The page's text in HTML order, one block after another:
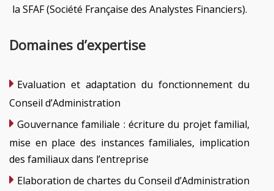
la SFAF (Société Française des Analystes Financiers).
Domaines d’expertise
Evaluation et adaptation du fonctionnement du
Conseil d’Administration
Gouvernance familiale : écriture du projet familial,
mise en place des instances familiales, implication
des familiaux dans l’entreprise
Elaboration de chartes du Conseil d’Administration